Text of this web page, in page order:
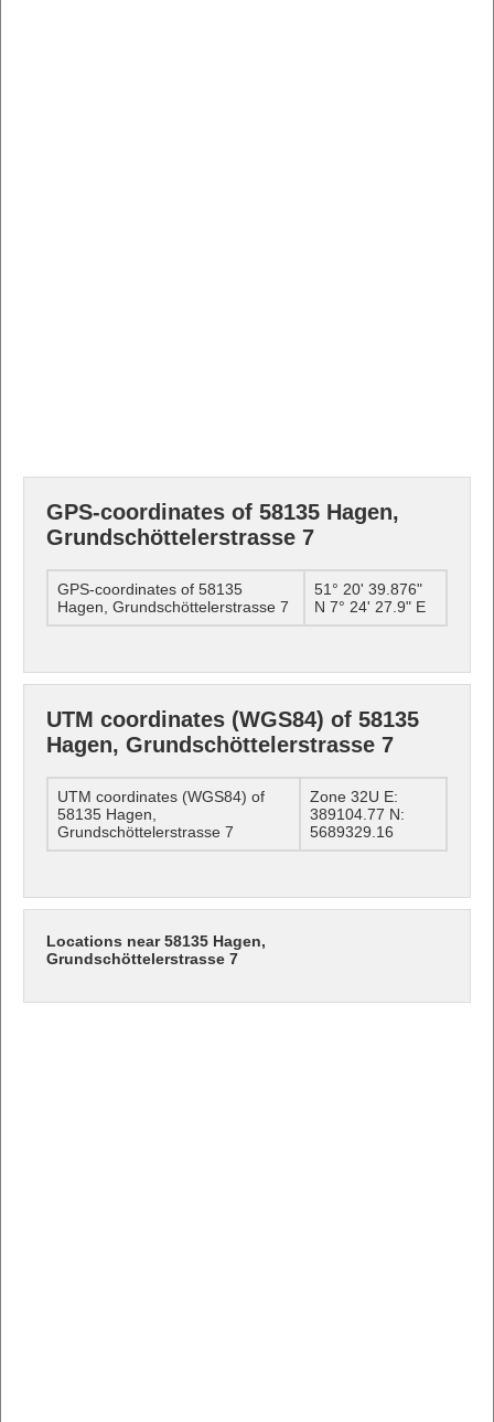
GPS-coordinates of 58135 Hagen,
Grundschöttelerstrasse 7
GPS-coordinates of 58135
Hagen, Grundschöttelerstrasse 7
51° 20' 39.876"
N 7° 24' 27.9" E
UTM coordinates (WGS84) of 58135
Hagen, Grundschöttelerstrasse 7
UTM coordinates (WGS84) of
58135 Hagen,
Grundschöttelerstrasse 7
Zone 32U E:
389104.77 N:
5689329.16
Locations near 58135 Hagen,
Grundschöttelerstrasse 7